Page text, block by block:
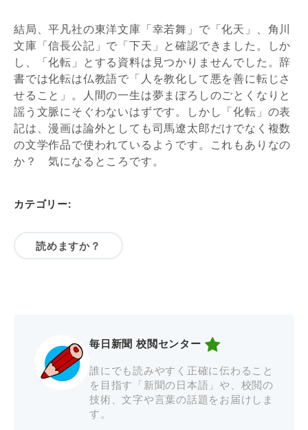
結局、平凡社の東洋文庫「幸若舞」で「化天」、角川
文庫「信長公記」で「下天」と確認できました。しか
し、「化転」とする資料は見つかりませんでした。辞
書では化転は仏教語で「人を教化して悪を善に転じさ
せること」。人間の一生は夢まぼろしのごとくなりと
謡う文脈にそぐわないはずです。しかし「化転」の表
記は、漫画は論外としても司馬遼太郎だけでなく複数
の文学作品で使われているようです。これもありなの
か？ 気になるところです。
カテゴリー:
読めますか？
毎日新聞 校閲センター
誰にでも読みやすく正確に伝わること
を目指す「新聞の日本語」や、校閲の
技術、文字や言葉の話題をお届けしま
す。